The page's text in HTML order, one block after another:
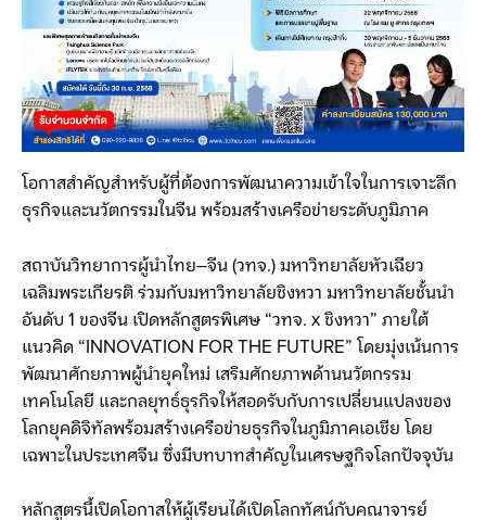
โอกาสสำคัญสำหรับผู้ที่ต้องการพัฒนาความเข้าใจในการเจาะลึก
ธุรกิจและนวัตกรรมในจีน พร้อมสร้างเครือข่ายระดับภูมิภาค
สถาบันวิทยาการผู้นำไทย–จีน (วทจ.) มหาวิทยาลัยหัวเฉียว
เฉลิมพระเกียรติ ร่วมกับมหาวิทยาลัยชิงหวา มหาวิทยาลัยชั้นนำ
อันดับ 1 ของจีน เปิดหลักสูตรพิเศษ “วทจ. x ชิงหวา” ภายใต้
แนวคิด “INNOVATION FOR THE FUTURE” โดยมุ่งเน้นการ
พัฒนาศักยภาพผู้นำยุคใหม่ เสริมศักยภาพด้านนวัตกรรม
เทคโนโลยี และกลยุทธ์ธุรกิจให้สอดรับกับการเปลี่ยนแปลงของ
โลกยุคดิจิทัลพร้อมสร้างเครือข่ายธุรกิจในภูมิภาคเอเชีย โดย
เฉพาะในประเทศจีน ซึ่งมีบทบาทสำคัญในเศรษฐกิจโลกปัจจุบัน
หลักสูตรนี้เปิดโอกาสให้ผู้เรียนได้เปิดโลกทัศน์กับคณาจารย์